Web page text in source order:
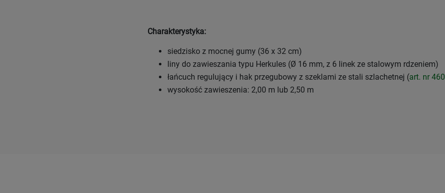
Charakterystyka:
siedzisko z mocnej gumy (36 x 32 cm)
liny do zawieszania typu Herkules (Ø 16 mm, z 6 linek ze stalowym rdzeniem)
łańcuch regulujący i hak przegubowy z szeklami ze stali szlachetnej (art. nr
wysokość zawieszenia: 2,00 m lub 2,50 m